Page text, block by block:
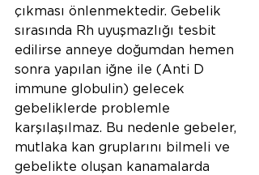
çıkması önlenmektedir. Gebelik
sırasında Rh uyuşmazlığı tesbit
edilirse anneye doğumdan hemen
sonra yapılan iğne ile (Anti D
immune globulin) gelecek
gebeliklerde problemle
karşılaşılmaz. Bu nedenle gebeler,
mutlaka kan gruplarını bilmeli ve
gebelikte oluşan kanamalarda